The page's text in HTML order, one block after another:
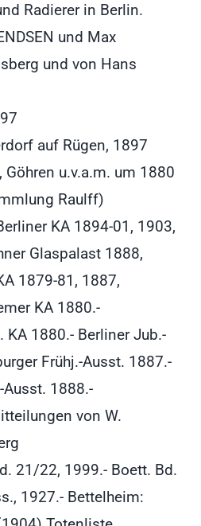
Radierer in Berlin.
und Max
und von Hans
auf Rügen, 1897
Göhren u.v.a.m. um 1880
Raulff)
KA 1894-01, 1903,
Glaspalast 1888,
1879-81, 1887,
KA 1880.-
KA 1880.- Berliner Jub.-
Frühj.-Ausst. 1887.-
Ausst. 1888.-
von W.
21/22, 1999.- Boett. Bd.
1927.- Bettelheim: